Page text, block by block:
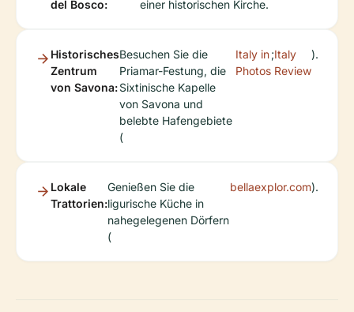
del Bosco:
einer historischen Kirche.
Historisches
Zentrum
von Savona:
Besuchen Sie die
Priamar-Festung, die
Sixtinische Kapelle
von Savona und
belebte Hafengebiete
(
Italy in
Photos
;Italy
Review
).
Lokale
Trattorien:
Genießen Sie die
ligurische Küche in
nahegelegenen Dörfern
(
bellaexplor.com).